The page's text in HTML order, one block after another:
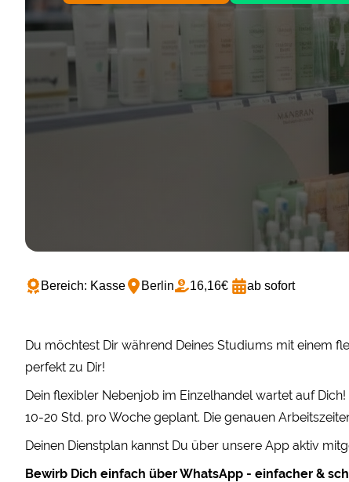
Berlin
Bereich: Kasse 16,16€ ab sofort
Du möchtest Dir während Deines Studiums mit einem
perfekt zu Dir!
Dein flexibler Nebenjob im Einzelhandel wartet auf
10-20 Std. pro Woche geplant. Die genauen
Deinen Dienstplan kannst Du über unsere App aktiv
Bewirb Dich einfach über WhatsApp - einfacher &